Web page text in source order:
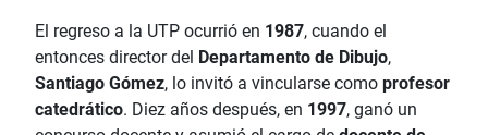
El regreso a la UTP ocurrió en 1987, cuando el
entonces director del Departamento de Dibujo,
Santiago Gómez, lo invitó a vincularse como profesor
catedrático. Diez años después, en 1997, ganó un